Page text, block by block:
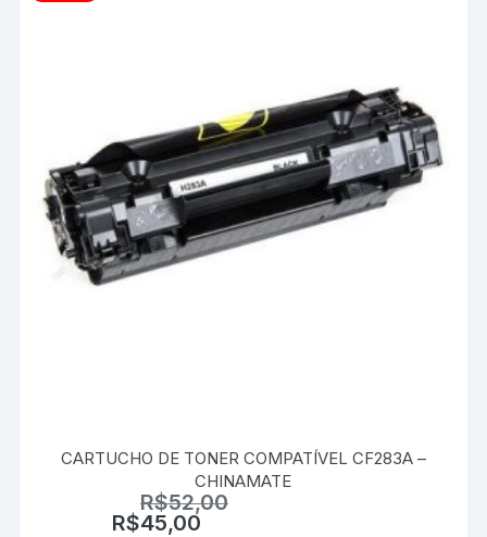
CARTUCHO DE TONER COMPATÍVEL CF283A –
CHINAMATE
R$52,00
R$45,00